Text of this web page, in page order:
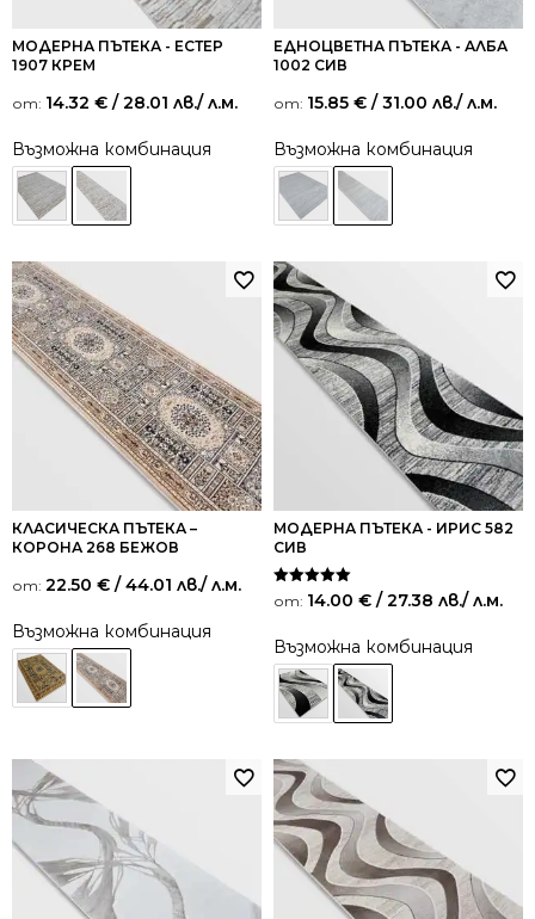
МОДЕРНА ПЪТЕКА - ЕСТЕР
1907 КРЕМ
от: 14.32 € / 28.01 лв./ л.м.
Възможна комбинация
ЕДНОЦВЕТНА ПЪТЕКА - АЛБА
1002 СИВ
от: 15.85 € / 31.00 лв./ л.м.
Възможна комбинация
КЛАСИЧЕСКА ПЪТЕКА –
КОРОНА 268 БЕЖОВ
от: 22.50 € / 44.01 лв./ л.м.
Възможна комбинация
МОДЕРНА ПЪТЕКА - ИРИС 582
СИВ
Оценено на
5.00
от: 14.00 € / 27.38 лв./ л.м.
Възможна комбинация